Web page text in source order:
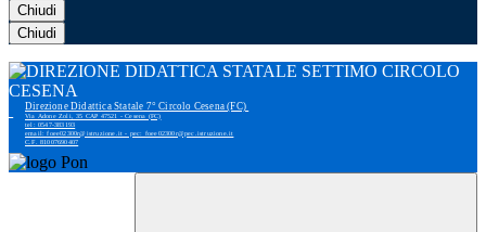
Chiudi
Chiudi
Direzione Didattica Statale 7° Circolo Cesena (FC)
Via Adone Zoli, 35 CAP 47521 - Cesena (FC)
tel: 0547-383193
email: foee02300r@istruzione.it - pec: foee02300r@pec.istruzione.it
C.F. 81007690407